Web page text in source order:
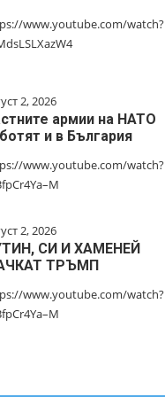
www.youtube.com/watch?
2, 2026
армии на НАТО
и в България
www.youtube.com/watch?
2, 2026
СИ И ХАМЕНЕЙ
ТРЪМП
www.youtube.com/watch?